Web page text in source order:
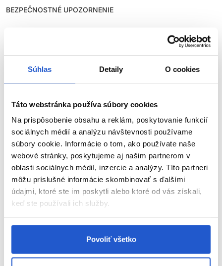
Súhlas Detaily O cookies
Táto webstránka používa súbory cookies
Na prispôsobenie obsahu a reklám, poskytovanie funkcií
sociálnych médií a analýzu návštevnosti používame
súbory cookie. Informácie o tom, ako používate naše
webové stránky, poskytujeme aj našim partnerom v
oblasti sociálnych médií, inzercie a analýzy. Títo partneri
môžu príslušné informácie skombinovať s ďalšími
údajmi, ktoré ste im poskytli alebo ktoré od vás získali,
keď ste používali ich služby.
Povoliť všetko
BEZPEČNOSTNÉ UPOZORNENIE
použitím si pozorne prečítajte návod a dôsledne ho
TEST KOŽNEJ ZNÁŠANLIVOSTI
Aby sa predišlo alergickej reakcii, musí byť orientačný test
produktu. Naneste malé množstvo farby na čistú, suchú
pokožku (napr. na vnútornú stranu predlaktia) a nechajte
pôsobiť. Ak sa počas testu alebo do 48 hodín objaví
podráždenie, svrbenie, začervenanie alebo iné reakcie, výrobok
nepoužívajte.
NEFARBIŤ VLASY, AK:
máte vyrážky, citlivú, podráždenú alebo poškodenú
ste už mali alergickú reakciu na dočasné tetovanie čiernou
ZOBRAZIŤ VIAC
Parametre
Značka
Hodnotenia